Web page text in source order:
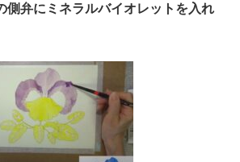
側弁にミネラルバイオレットを入れ